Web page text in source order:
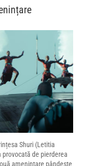
Shuri (Letitia
de pierderea
amenințare pândește